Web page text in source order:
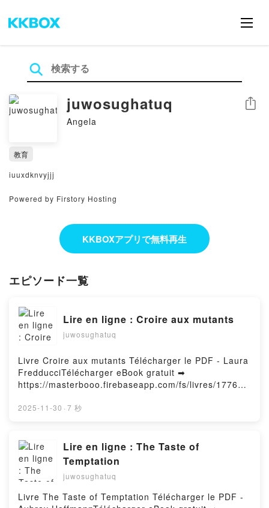
juwosughatuq
Angela
シェア
教育
iuuxdknvyjjj
Powered by Firstory Hosting
KKBOXアプリで無料再生
エピソード一覧
Lire en ligne : Croire aux mutants
juwosughatuq
Livre Croire aux mutants Télécharger le PDF - Laura
FredducciTélécharger eBook gratuit ➡
https://masterbooo.firebaseapp.com/fs/livres/177699
Livre gratuit (PDF eƤub Mobi) pan Laura
Croire aux mutants Laura Fredducci Lire en ligne ,
Croire aux mutants Laura Fredducci Audiobook,
Croire aux mutants Laura Fredducci VK, Croire aux
mutants Laura Fredducci Kindle, Croire aux mutants
Laura Fredducci eƤub Mac, Croire aux mutants
Laura Fredducci Téléchargement gratuitPowered by
2025-11-30 · 7 秒
Lire en ligne : The Taste of
Temptation
juwosughatuq
Livre The Taste of Temptation Télécharger le PDF -